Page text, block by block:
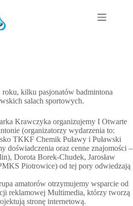
roku, kilku pasjonatów badmintona
salach sportowych.
Krawczyka organizujemy I Otwarte
(organizatorzy wydarzenia to:
TKKF Chemik Puławy i Puławski
doświadczenia oraz cenne znajomości –
Dorota Borek-Chudek, Jarosław
Piotrowice) od tej pory odwiedzają
amatorów otrzymujemy wsparcie od
reklamowej Multimedia, którzy tworzą
stronę internetową.